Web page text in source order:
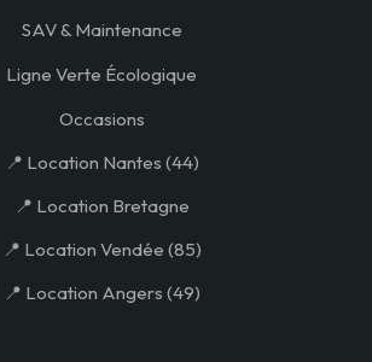
SAV & Maintenance
Ligne Verte Écologique
Occasions
📍 Location Nantes (44)
📍 Location Bretagne
📍 Location Vendée (85)
📍 Location Angers (49)